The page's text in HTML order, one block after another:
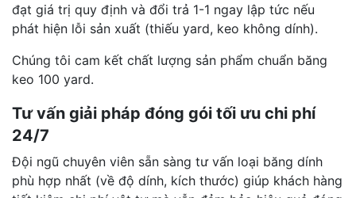
đạt giá trị quy định và đổi trả 1-1 ngay lập tức nếu
phát hiện lỗi sản xuất (thiếu yard, keo không dính).
Chúng tôi cam kết chất lượng sản phẩm chuẩn băng
keo 100 yard.
Tư vấn giải pháp đóng gói tối ưu chi phí
24/7
Đội ngũ chuyên viên sẵn sàng tư vấn loại băng dính
phù hợp nhất (về độ dính, kích thước) giúp khách hàng